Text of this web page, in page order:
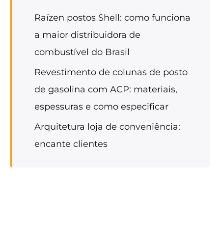
Raízen postos Shell: como funciona
a maior distribuidora de
combustível do Brasil
Revestimento de colunas de posto
de gasolina com ACP: materiais,
espessuras e como especificar
Arquitetura loja de conveniência:
encante clientes